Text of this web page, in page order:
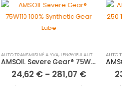
AMSOIL Severe Gear® 75W110 100% Synthetic Gear Lube
AUTO TRANSMISINĖ ALYVA,LENGVIEJI AUTOMOBILIAI
AMSOIL SEVERE GEAR® SAE 250 100% Synthetic Gear Lube
23,99 €–250,08